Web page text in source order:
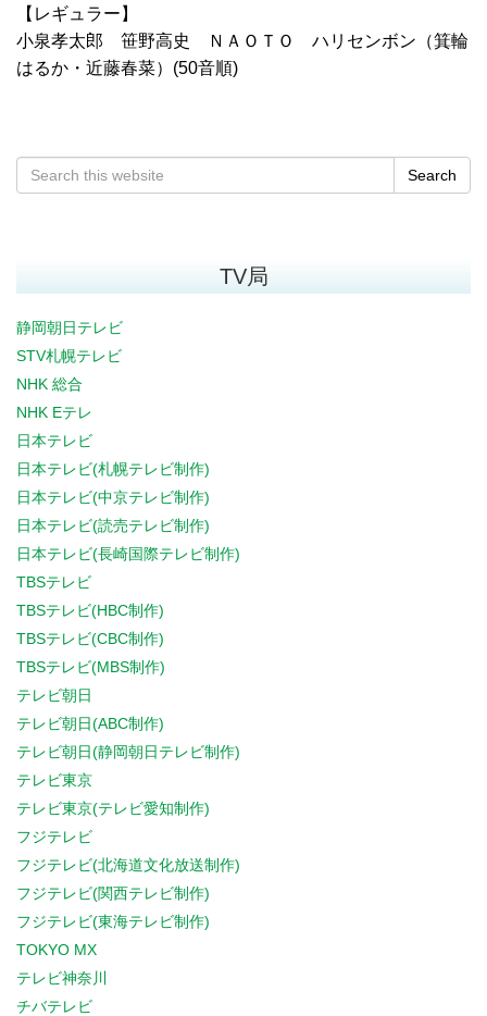
【レギュラー】
小泉孝太郎 笹野高史 ＮＡＯＴＯ ハリセンボン（箕輪
はるか・近藤春菜）(50音順)
Search
TV局
静岡朝日テレビ
STV札幌テレビ
NHK 総合
NHK Eテレ
日本テレビ
日本テレビ(札幌テレビ制作)
日本テレビ(中京テレビ制作)
日本テレビ(読売テレビ制作)
日本テレビ(長崎国際テレビ制作)
TBSテレビ
TBSテレビ(HBC制作)
TBSテレビ(CBC制作)
TBSテレビ(MBS制作)
テレビ朝日
テレビ朝日(ABC制作)
テレビ朝日(静岡朝日テレビ制作)
テレビ東京
テレビ東京(テレビ愛知制作)
フジテレビ
フジテレビ(北海道文化放送制作)
フジテレビ(関西テレビ制作)
フジテレビ(東海テレビ制作)
TOKYO MX
テレビ神奈川
チバテレビ